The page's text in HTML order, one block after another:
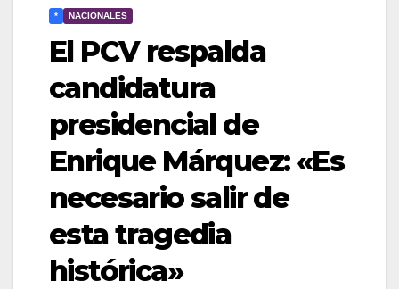
* NACIONALES
El PCV respalda
candidatura
presidencial de
Enrique Márquez: «Es
necesario salir de
esta tragedia
histórica»